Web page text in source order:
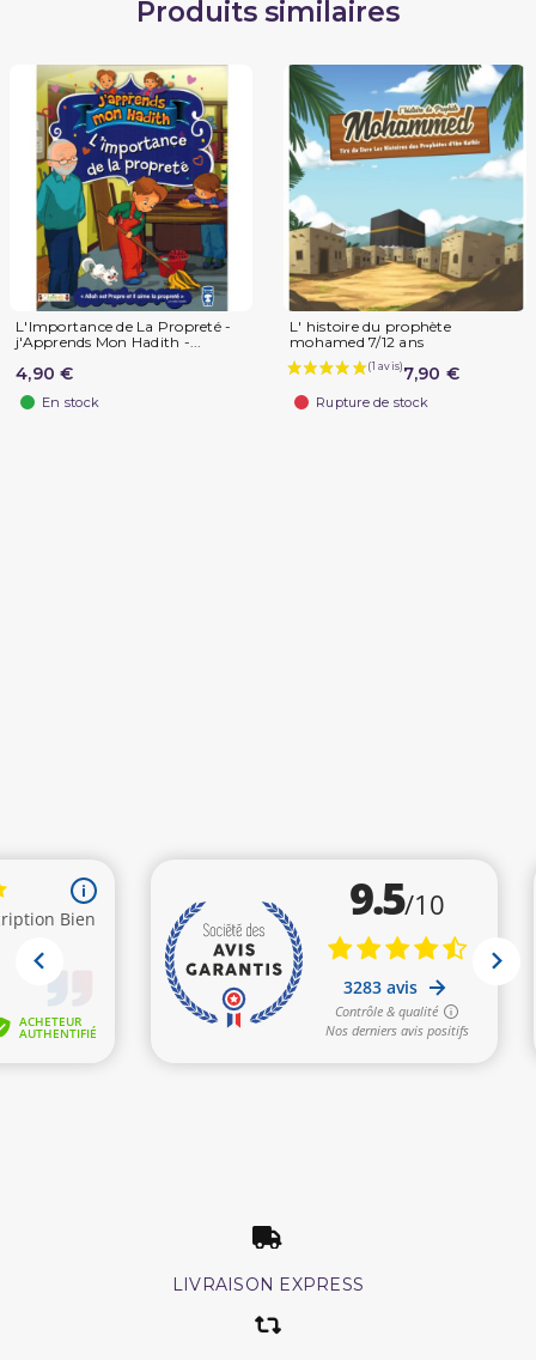
Produits similaires
L'Importance de La Propreté -
j'Apprends Mon Hadith -...
4,90 €
En stock
L' histoire du prophète
mohamed 7/12 ans
7,90 €
Rupture de stock
LIVRAISON EXPRESS